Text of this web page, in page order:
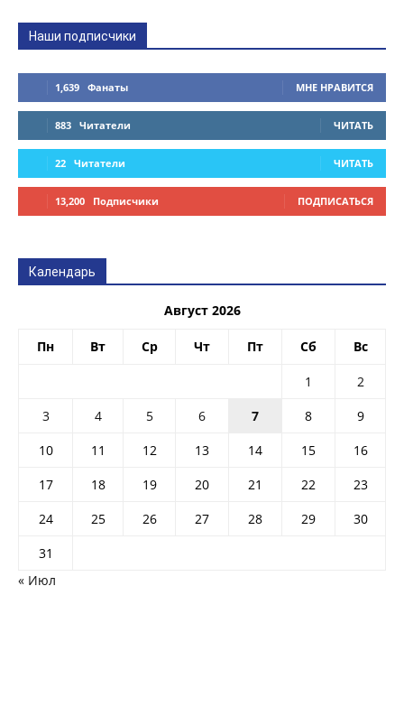
Наши подписчики
1,639 Фанаты МНЕ НРАВИТСЯ
883 Читатели ЧИТАТЬ
22 Читатели ЧИТАТЬ
13,200 Подписчики ПОДПИСАТЬСЯ
Календарь
Август 2026
Пн Вт Ср Чт Пт Сб Вс
1
2
3
4 5 6 7 8
9
10
11 12 13 14 15
16
17
18 19 20 21 22
23
24
25 26 27 28 29
30
31
« Июл